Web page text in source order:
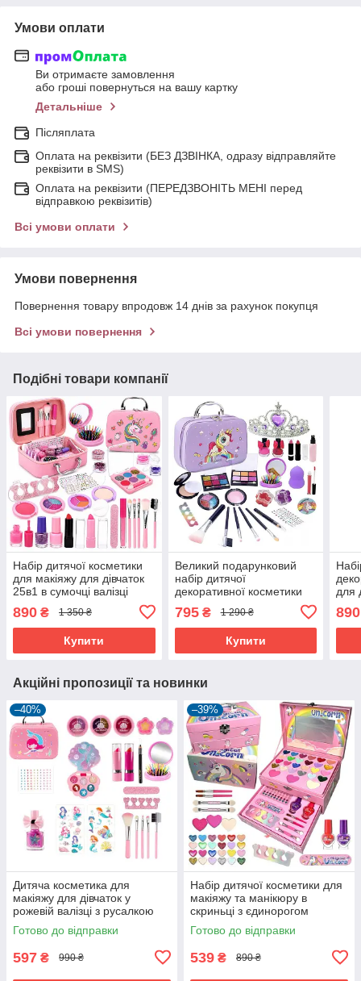
Умови оплати
Ви отримаєте замовлення
або гроші повернуться на вашу картку
Детальніше
Післяплата
Оплата на реквізити (БЕЗ ДЗВІНКА, одразу відправляйте
реквізити в SMS)
Оплата на реквізити (ПЕРЕДЗВОНІТЬ МЕНІ перед
відправкою реквізитів)
Всі умови оплати
Умови повернення
Повернення товару впродовж 14 днів за рахунок покупця
Всі умови повернення
Подібні товари компанії
Набір дитячої косметики
для макіяжу для дівчаток
25в1 в сумочці валізці
Єдиноріг Рожевий (60535)
890 ₴ 1 350 ₴
Купити
Великий подарунковий
набір дитячої
декоративної косметики
для макіяжу і манікюру у
валізці Єдиноріг (60691)
795₴ 1 290 ₴
Купити
для
890
Акційні пропозиції та новинки
–40%
Дитяча косметика для
макіяжу для дівчаток у
рожевій валізці з русалкою
(60894)
Готово до відправки
597 ₴ 990 ₴
–39%
Набір дитячої косметики для
макіяжу та манікюру в
скриньці з єдинорогом
Рожевий (60281)
Готово до відправки
539 ₴ 890 ₴